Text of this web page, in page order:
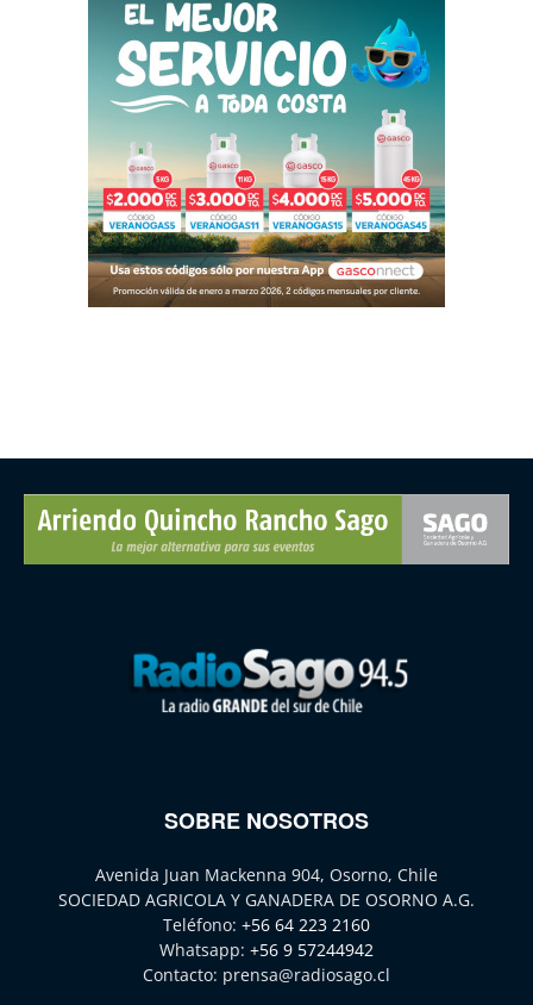
SOBRE NOSOTROS
Avenida Juan Mackenna 904, Osorno, Chile
SOCIEDAD AGRICOLA Y GANADERA DE OSORNO A.G.
Teléfono: +56 64 223 2160
Whatsapp: +56 9 57244942
Contacto: prensa@radiosago.cl